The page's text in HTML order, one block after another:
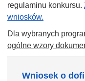
regulaminu konkursu.
wniosków.
Dla wybranych
ogólne wzory
Wniosek o